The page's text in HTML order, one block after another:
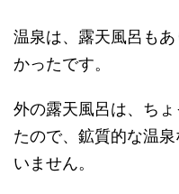
温泉は、露天風呂も
かったです。
外の露天風呂は、ち
たので、鉱質的な温
いません。